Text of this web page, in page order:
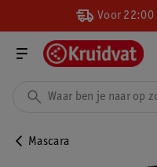
Voor 22:00
Mascara